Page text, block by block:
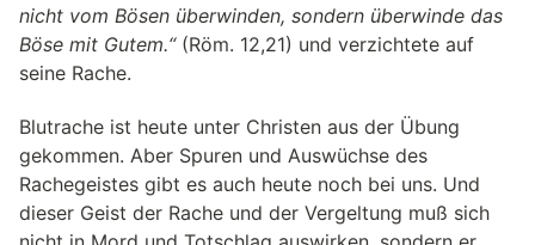
nicht vom Bösen überwinden, sondern überwinde das
Böse mit Gutem.“(Röm. 12,21) und verzichtete auf
seine Rache.
Blutrache ist heute unter Christen aus der Übung
gekommen. Aber Spuren und Auswüchse des
Rachegeistes gibt es auch heute noch bei uns. Und
dieser Geist der Rache und der Vergeltung muß sich